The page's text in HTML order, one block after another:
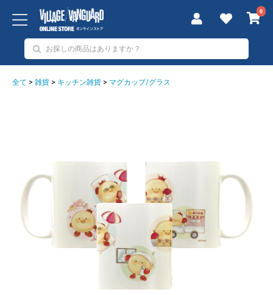
0
全て > 雑貨 > キッチン雑貨 > マグカップ/グラス